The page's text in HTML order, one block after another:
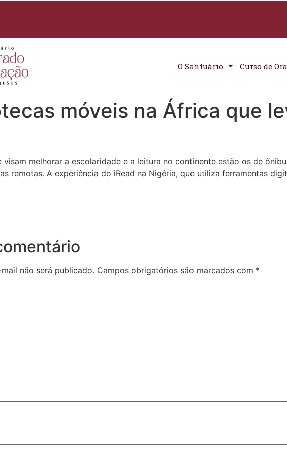
O Santuário Curso de
móveis na África que
visam melhorar a escolaridade e a leitura no continente estão os de
remotas. A experiência do iRead na Nigéria, que utiliza ferramentas
não será publicado. Campos obrigatórios são marcados com *